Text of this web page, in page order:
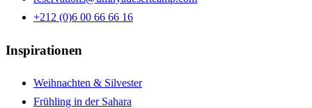
+212 (0)6 00 66 66 16
Inspirationen
Weihnachten & Silvester
Frühling in der Sahara